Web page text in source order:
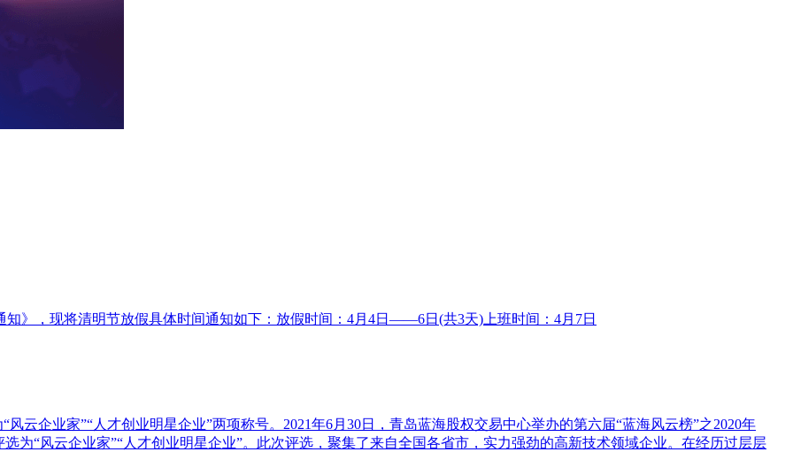
》，现将清明节放假具体时间通知如下：放假时间：4月4日——6日(共3天)上班时间：4月7日
云企业家”“人才创业明星企业”两项称号。2021年6月30日，青岛蓝海股权交易中心举办的第六届“蓝海风云榜”之2020年
为“风云企业家”“人才创业明星企业”。此次评选，聚集了来自全国各省市，实力强劲的高新技术领域企业。在经历过层层